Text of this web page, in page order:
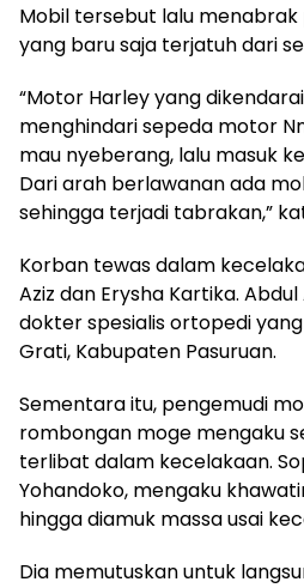
Mobil tersebut lalu menabrak
yang baru saja terjatuh dari
“Motor Harley yang
menghindari sepeda motor
mau nyeberang, lalu masuk
Dari arah berlawanan ada
sehingga terjadi tabrakan,”
Korban tewas dalam
Aziz dan Erysha Kartika.
dokter spesialis ortopedi yang
Grati, Kabupaten Pasuruan.
Sementara itu, pengemudi
rombongan moge mengaku
terlibat dalam kecelakaan.
Yohandoko, mengaku
hingga diamuk massa usai
Dia memutuskan untuk